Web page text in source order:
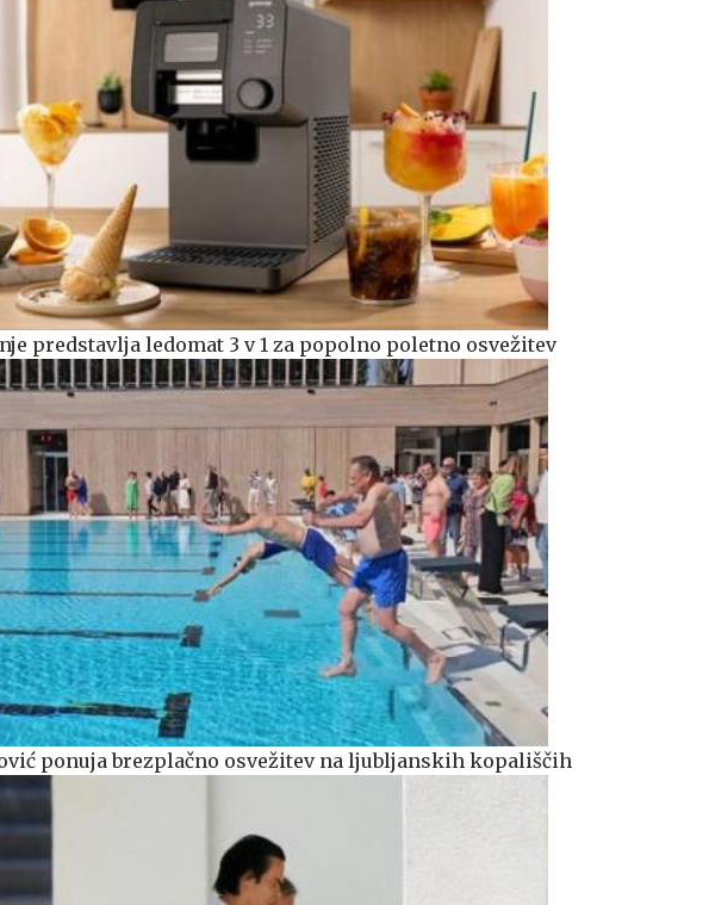
predstavlja ledomat 3 v 1 za popolno poletno osvežitev
ponuja brezplačno osvežitev na ljubljanskih kopališčih